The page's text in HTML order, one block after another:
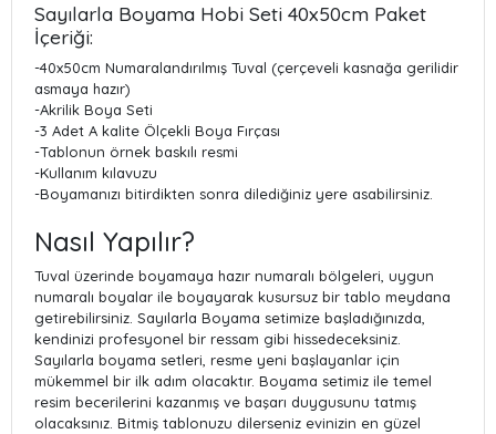
Sayılarla Boyama Hobi Seti 40x50cm Paket
İçeriği:
-40x50cm Numaralandırılmış Tuval (çerçeveli kasnağa gerilidir
asmaya hazır)
-Akrilik Boya Seti
-3 Adet A kalite Ölçekli Boya Fırçası
-Tablonun örnek baskılı resmi
-Kullanım kılavuzu
-Boyamanızı bitirdikten sonra dilediğiniz yere asabilirsiniz.
Nasıl Yapılır?
Tuval üzerinde boyamaya hazır numaralı bölgeleri, uygun
numaralı boyalar ile boyayarak kusursuz bir tablo meydana
getirebilirsiniz. Sayılarla Boyama setimize başladığınızda,
kendinizi profesyonel bir ressam gibi hissedeceksiniz.
Sayılarla boyama setleri, resme yeni başlayanlar için
mükemmel bir ilk adım olacaktır. Boyama setimiz ile temel
resim becerilerini kazanmış ve başarı duygusunu tatmış
olacaksınız. Bitmiş tablonuzu dilerseniz evinizin en güzel